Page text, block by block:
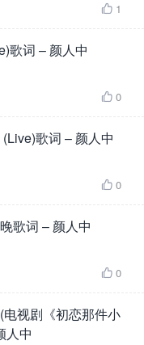
 1
歌词 – 颜人中
 0
歌词 – 颜人中
 0
歌词 – 颜人中
 0
视剧《初恋那件小
人中